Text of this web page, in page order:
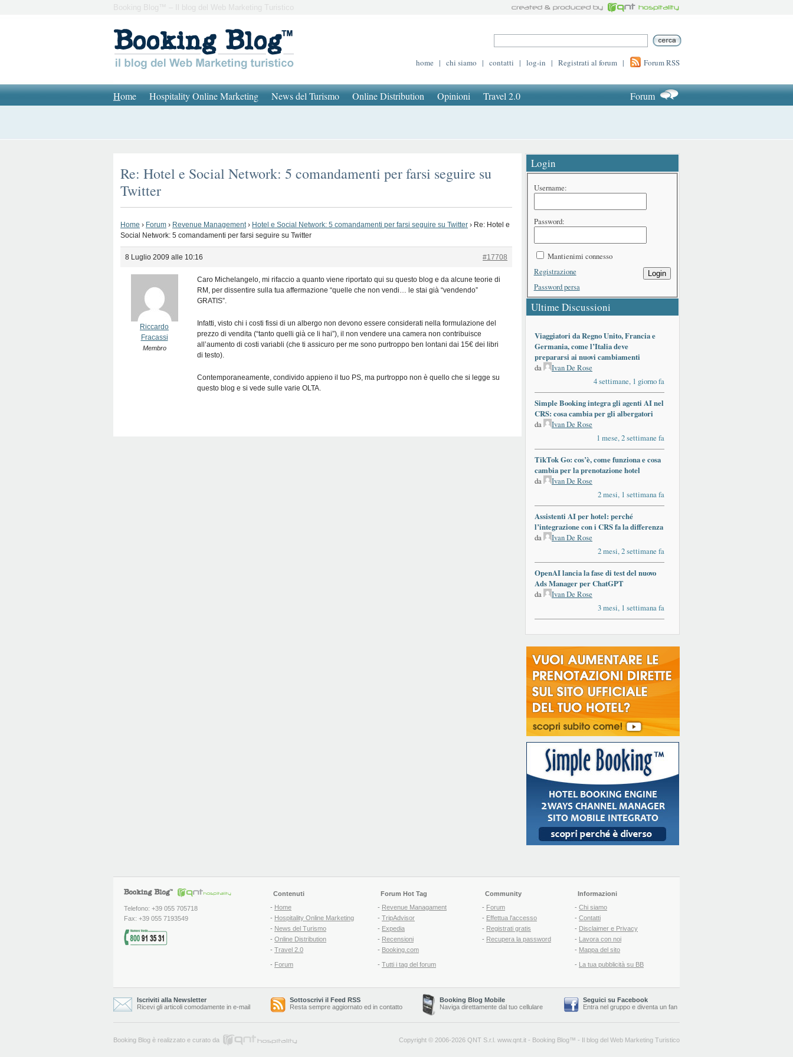
Booking Blog™ – Il blog del Web Marketing Turistico
home | chi siamo | contatti | log-in | Registrati al forum | Forum RSS
Home Hospitality Online Marketing News del Turismo Online Distribution Opinioni Travel 2.0 Forum
Re: Hotel e Social Network: 5 comandamenti per farsi seguire su
Twitter
Home › Forum › Revenue Management › Hotel e Social Network: 5 comandamenti per farsi seguire su Twitter › Re: Hotel e
Social Network: 5 comandamenti per farsi seguire su Twitter
8 Luglio 2009 alle 10:16 #17708
Riccardo
Fracassi
Membro
Caro Michelangelo, mi rifaccio a quanto viene riportato qui su questo blog e da alcune teorie di
RM, per dissentire sulla tua affermazione “quelle che non vendi… le stai già “vendendo”
GRATIS”.
Infatti, visto chi i costi fissi di un albergo non devono essere considerati nella formulazione del
prezzo di vendita (“tanto quelli già ce li hai”), il non vendere una camera non contribuisce
all’aumento di costi variabli (che ti assicuro per me sono purtroppo ben lontani dai 15€ dei libri
di testo).
Contemporaneamente, condivido appieno il tuo PS, ma purtroppo non è quello che si legge su
questo blog e si vede sulle varie OLTA.
Login
Username:
Password:
Mantienimi connesso
Login
Registrazione
Password persa
Ultime Discussioni
Viaggiatori da Regno Unito, Francia e
Germania, come l’Italia deve
prepararsi ai nuovi cambiamenti
da
Ivan De Rose
4 settimane, 1 giorno fa
Simple Booking integra gli agenti AI nel
CRS: cosa cambia per gli albergatori
da
Ivan De Rose
1 mese, 2 settimane fa
TikTok Go: cos’è, come funziona e cosa
cambia per la prenotazione hotel
da
Ivan De Rose
2 mesi, 1 settimana fa
Assistenti AI per hotel: perché
l’integrazione con i CRS fa la differenza
da
Ivan De Rose
2 mesi, 2 settimane fa
OpenAI lancia la fase di test del nuovo
Ads Manager per ChatGPT
da
Ivan De Rose
3 mesi, 1 settimana fa
Telefono: +39 055 705718
Fax: +39 055 7193549
Contenuti
- Home
- Hospitality Online Marketing
- News del Turismo
- Online Distribution
- Travel 2.0
- Forum
Forum Hot Tag
- Revenue Managament
- TripAdvisor
- Expedia
- Recensioni
- Booking.com
- Tutti i tag del forum
Community
- Forum
- Effettua l'accesso
- Registrati gratis
- Recupera la password
Informazioni
- Chi siamo
- Contatti
- Disclaimer e Privacy
- Lavora con noi
- Mappa del sito
- La tua pubblicità su BB
Iscriviti alla Newsletter
Ricevi gli articoli comodamente in e-mail
Sottoscrivi il Feed RSS
Resta sempre aggiornato ed in contatto
Booking Blog Mobile
Naviga direttamente dal tuo cellulare
Seguici su Facebook
Entra nel gruppo e diventa un fan
Booking Blog è realizzato e curato da Copyright © 2006-2026 QNT S.r.l. www.qnt.it - Booking Blog™ - Il blog del Web Marketing Turistico